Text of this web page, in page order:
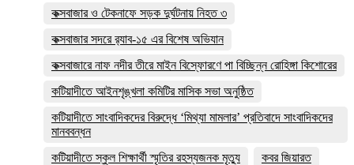
কক্সবাজার ও টেকনাফে সড়ক দুর্ঘটনায় নিহত ৩
কক্সবাজার সদরে র‍্যাব-১৫ এর বিশেষ অভিযান
কক্সবাজারে নাফ নদীর তীরে মাইন বিস্ফোরণে পা বিচ্ছিন্ন রোহিঙ্গা কিশোরের
কটিয়াদীতে আইনশৃঙ্খলা কমিটির মাসিক সভা অনুষ্ঠিত
কটিয়াদীতে সাংবাদিকদের বিরুদ্ধে ‘মিথ্যা মামলার’ প্রতিবাদে সাংবাদিকদের
মানববন্ধন
কটিয়াদীতে স্কুল শিক্ষার্থী স্মৃতির রহস্যজনক মৃত্যু
কবর জিয়ারত